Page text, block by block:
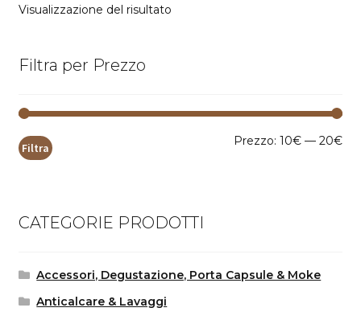
Visualizzazione del risultato
Filtra per Prezzo
Filtra Prezzo:10€ —20€
CATEGORIE PRODOTTI
Accessori, Degustazione, Porta Capsule & Moke
Anticalcare & Lavaggi